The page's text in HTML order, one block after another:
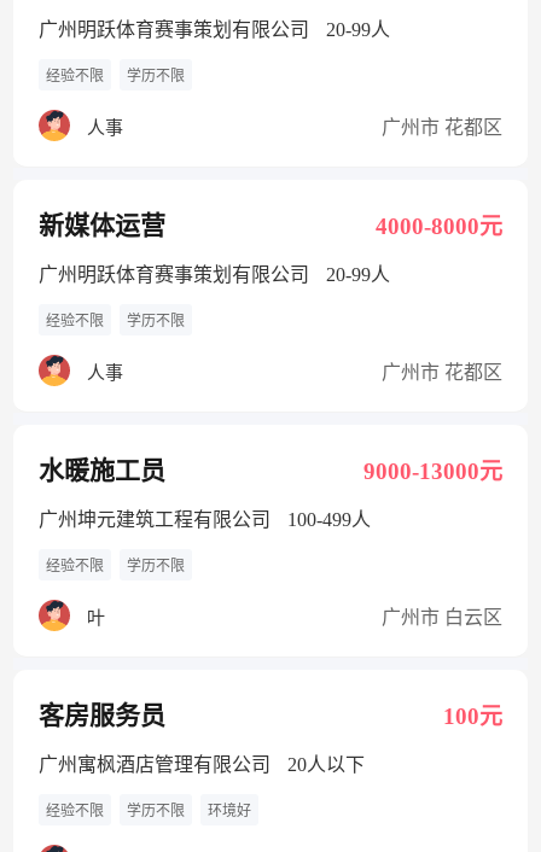
广州明跃体育赛事策划有限公司 20-99人
经验不限 学历不限
人事 广州市 花都区
新媒体运营 4000-8000元
广州明跃体育赛事策划有限公司 20-99人
经验不限 学历不限
人事 广州市 花都区
水暖施工员 9000-13000元
广州坤元建筑工程有限公司 100-499人
经验不限 学历不限
叶 广州市 白云区
客房服务员 100元
广州寓枫酒店管理有限公司 20人以下
经验不限 学历不限 环境好